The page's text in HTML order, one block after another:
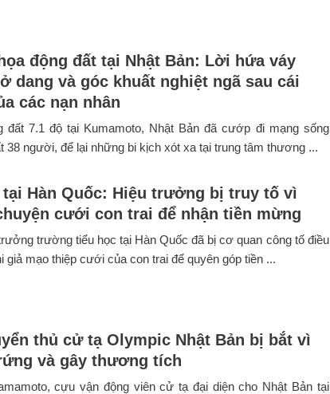
động đất tại Nhật Bản: Lời hứa váy
dang và góc khuất nghiệt ngã sau cái
các nạn nhân
đất 7.1 độ tại Kumamoto, Nhật Bản đã cướp đi mạng sống
38 người, để lại những bi kịch xót xa tại trung tâm thương ...
tại Hàn Quốc: Hiệu trưởng bị truy tố vì
cưới con trai để nhận tiền mừng
trường tiểu học tại Hàn Quốc đã bị cơ quan công tố điều
giả mạo thiệp cưới của con trai để quyên góp tiền ...
thủ cử tạ Olympic Nhật Bản bị bắt vì
và gây thương tích
cựu vận động viên cử tạ đại diện cho Nhật Bản tại